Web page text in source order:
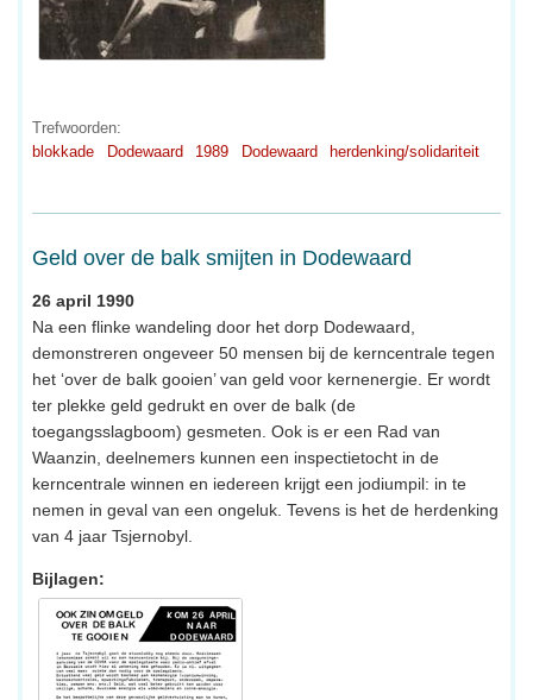
Trefwoorden:
blokkade
Dodewaard 1989 Dodewaard herdenking/solidariteit
Geld over de balk smijten in Dodewaard
26 april 1990
Na een flinke wandeling door het dorp Dodewaard,
demonstreren ongeveer 50 mensen bij de kerncentrale tegen
het ‘over de balk gooien’ van geld voor kernenergie. Er wordt
ter plekke geld gedrukt en over de balk (de
toegangsslagboom) gesmeten. Ook is er een Rad van
Waanzin, deelnemers kunnen een inspectietocht in de
kerncentrale winnen en iedereen krijgt een jodiumpil: in te
nemen in geval van een ongeluk. Tevens is het de herdenking
van 4 jaar Tsjernobyl.
Bijlagen: